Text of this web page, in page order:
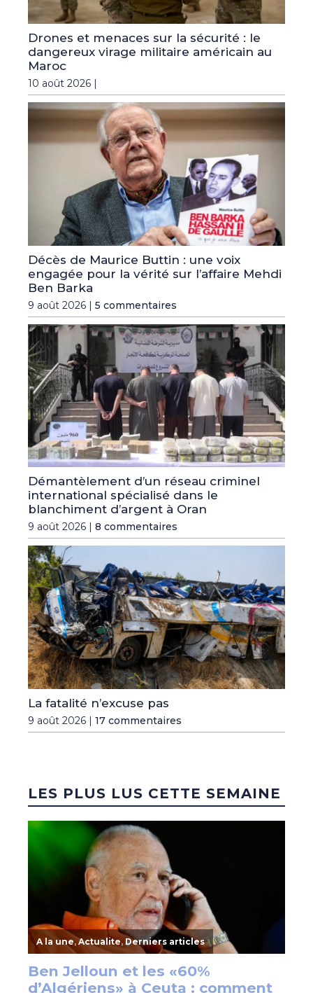
Drones et menaces sur la sécurité : le
dangereux virage militaire américain au
Maroc
10 août 2026 |
Décès de Maurice Buttin : une voix
engagée pour la vérité sur l’affaire Mehdi
Ben Barka
9 août 2026 | 5 commentaires
Démantèlement d’un réseau criminel
international spécialisé dans le
blanchiment d’argent à Oran
9 août 2026 | 8 commentaires
La fatalité n’excuse pas
9 août 2026 | 17 commentaires
LES PLUS LUS CETTE SEMAINE